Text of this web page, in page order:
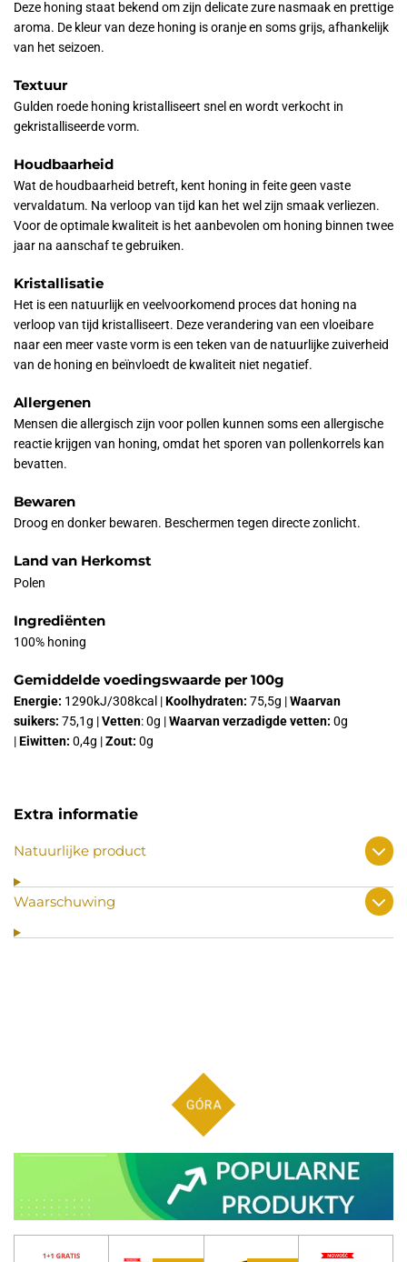
Deze honing staat bekend om zijn delicate zure nasmaak en prettige
aroma. De kleur van deze honing is oranje en soms grijs, afhankelijk
van het seizoen.
Textuur
Gulden roede honing kristalliseert snel en wordt verkocht in
gekristalliseerde vorm.
Houdbaarheid
Wat de houdbaarheid betreft, kent honing in feite geen vaste
vervaldatum. Na verloop van tijd kan het wel zijn smaak verliezen.
Voor de optimale kwaliteit is het aanbevolen om honing binnen twee
jaar na aanschaf te gebruiken.
Kristallisatie
Het is een natuurlijk en veelvoorkomend proces dat honing na
verloop van tijd kristalliseert. Deze verandering van een vloeibare
naar een meer vaste vorm is een teken van de natuurlijke zuiverheid
van de honing en beïnvloedt de kwaliteit niet negatief.
Allergenen
Mensen die allergisch zijn voor pollen kunnen soms een allergische
reactie krijgen van honing, omdat het sporen van pollenkorrels kan
bevatten.
Bewaren
Droog en donker bewaren. Beschermen tegen directe zonlicht.
Land van Herkomst
Polen
Ingrediënten
100% honing
Gemiddelde voedingswaarde per 100g
Energie: 1290kJ/308kcal |Koolhydraten: 75,5g |Waarvan
suikers: 75,1g |Vetten: 0g |Waarvan verzadigde vetten: 0g
|Eiwitten: 0,4g |Zout: 0g
Extra informatie
Natuurlijke product
Waarschuwing
GÓRA